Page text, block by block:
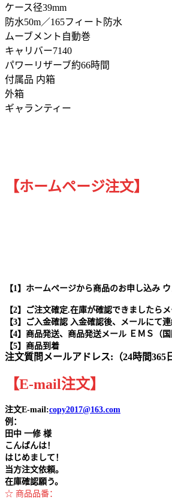
ケース径39mm
防水50m／165フィート防水
ムーブメント自動巻
キャリバー7140
パワーリザーブ約66時間
付属品 内箱
外箱
ギャランティー
【ホームページ注文】
【1】ホームページから商品のお申し込み
【2】ご注文確定.在庫が確認できましたら
【3】ご入金確認 入金確認後、メールにて連
【4】商品発送、商品発送メール ＥＭＳ（
【5】商品到着
注文質問メールアドレス:（24時間365
【E-mail注文】
注文E-mail:copy2017@163.com
例：
田中 一修 様
こんばんは！
はじめまして！
当方注文依頼。
在庫確認願う。
☆ 商品品番：